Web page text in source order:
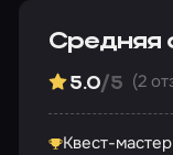
Средняя
5.0/5 (2
Квест-мастер